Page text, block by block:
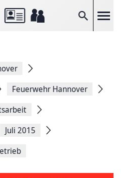
Suche
Feuerwehr Hannover
Juli 2015